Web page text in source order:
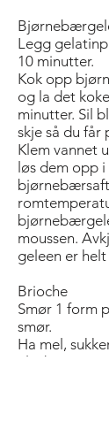
Legg
10 minutter.
Kok opp
og la det
minutter. Sil
skje så du får
Klem vannet
løs dem opp
moussen.
geleen er
Brioche
Smør 1 form
smør.
Ha mel,
elt det